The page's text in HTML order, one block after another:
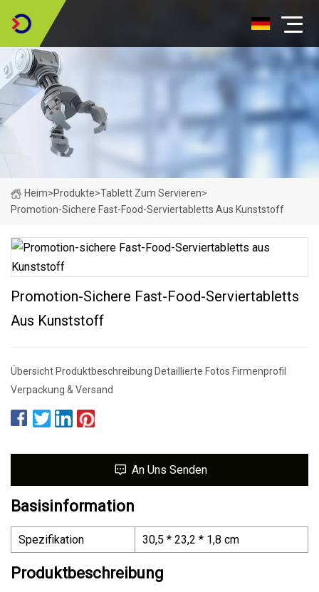
Heim>Produkte>Tablett Zum Servieren>
Promotion-Sichere Fast-Food-Serviertabletts Aus Kunststoff
Promotion-Sichere Fast-Food-Serviertabletts
Aus Kunststoff
Übersicht Produktbeschreibung Detaillierte Fotos Firmenprofil
Verpackung & Versand
An Uns Senden
Basisinformation
Spezifikation 30,5 * 23,2 * 1,8 cm
Produktbeschreibung